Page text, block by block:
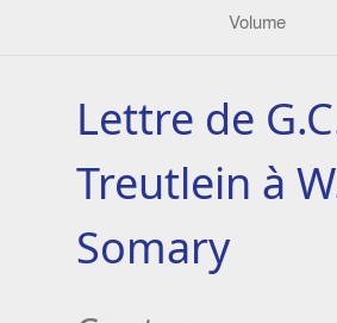
Volume
Lettre de
Treutlein à
Somary